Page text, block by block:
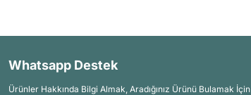
Whatsapp Destek
Ürünler Hakkında Bilgi Almak, Aradığınız Ürünü Bulamak İçin